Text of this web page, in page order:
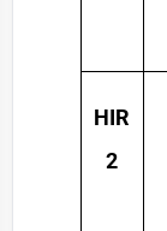
HIR
2